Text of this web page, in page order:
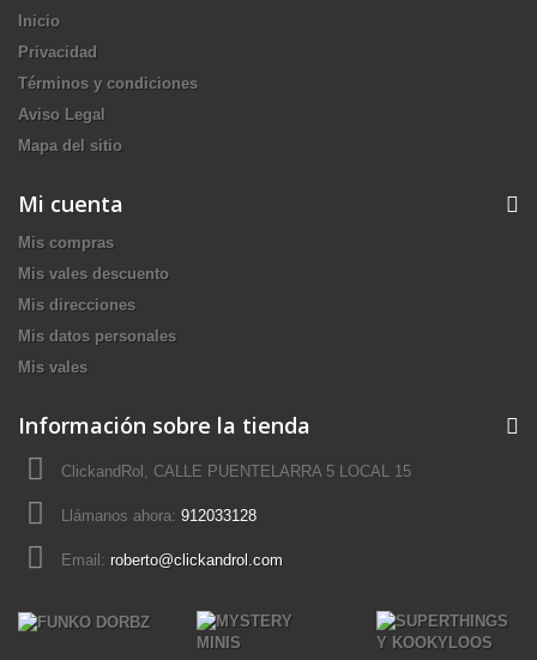
Inicio
Privacidad
Términos y condiciones
Aviso Legal
Mapa del sitio
Mi cuenta
Mis compras
Mis vales descuento
Mis direcciones
Mis datos personales
Mis vales
Información sobre la tienda
ClickandRol, CALLE PUENTELARRA 5 LOCAL 15
Llámanos ahora: 912033128
Email: roberto@clickandrol.com